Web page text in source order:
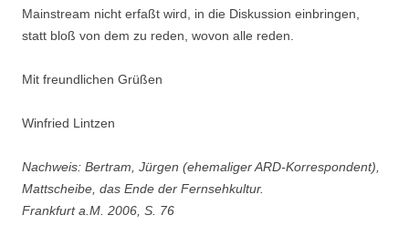
Mainstream nicht erfaßt wird, in die Diskussion einbringen,
statt bloß von dem zu reden, wovon alle reden.
Mit freundlichen Grüßen
Winfried Lintzen
Nachweis: Bertram, Jürgen (ehemaliger ARD-Korrespondent),
Mattscheibe, das Ende der Fernsehkultur.
Frankfurt a.M. 2006, S. 76